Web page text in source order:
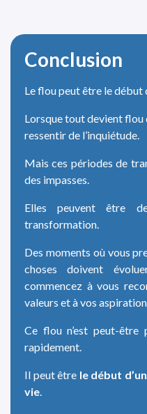
Conclusion
Le flou peut être le début
Lorsque tout devient flou
ressentir de l’inquiétude.
Mais ces périodes de
des impasses.
Elles peuvent être
transformation.
Des moments où vous
choses doivent
commencez à vous
valeurs et à vos
Ce flou n’est peut-être
rapidement.
Il peut être le début
vie.